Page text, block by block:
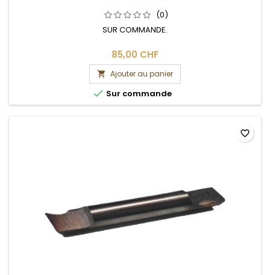
(0)
SUR COMMANDE.
85,00 CHF
 Ajouter au panier
 Sur commande
favorite_border